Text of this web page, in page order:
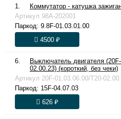
1.
Коммутатор - катушка
Артикул 98A-202001
Паркод: 9.8F-01.03.01.00
4500 ₽
6.
Выключатель двигателя
02.00.23) (короткий, без чеки)
Артикул 20F-01.03.06.00/T20-
Паркод: 15F-04.07.03
626 ₽